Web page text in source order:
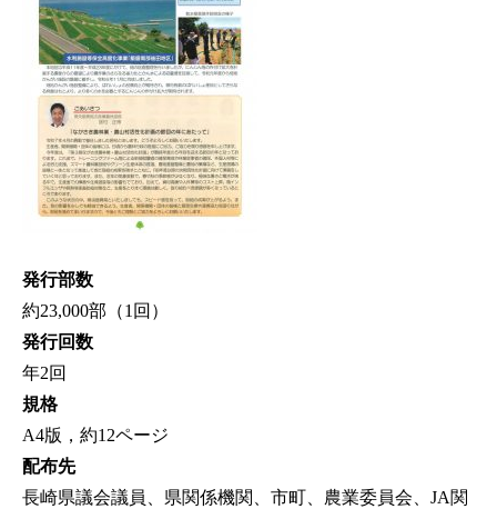
発行部数
約23,000部（1回）
発行回数
年2回
規格
A4版，約12ページ
配布先
長崎県議会議員、県関係機関、市町、農業委員会、JA関